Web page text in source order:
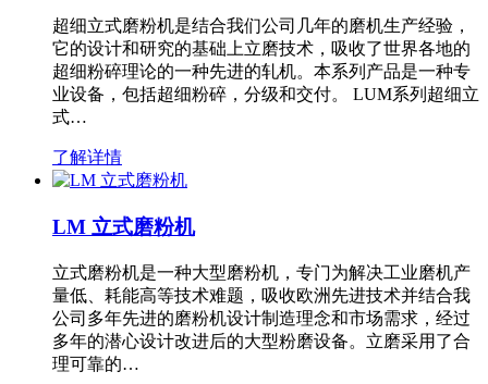
超细立式磨粉机是结合我们公司几年的磨机生产经验，
它的设计和研究的基础上立磨技术，吸收了世界各地的
超细粉碎理论的一种先进的轧机。本系列产品是一种专
业设备，包括超细粉碎，分级和交付。 LUM系列超细立
式…
了解详情
LM 立式磨粉机
立式磨粉机是一种大型磨粉机，专门为解决工业磨机产
量低、耗能高等技术难题，吸收欧洲先进技术并结合我
公司多年先进的磨粉机设计制造理念和市场需求，经过
多年的潜心设计改进后的大型粉磨设备。立磨采用了合
理可靠的…